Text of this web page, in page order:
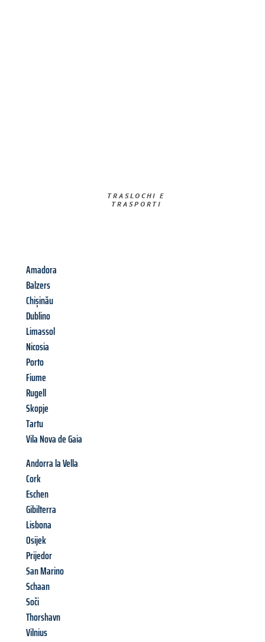
TRASLOCHI E
TRASPORTI​
Amadora
Balzers
Chișinău
Dublino
Limassol
Nicosia
Porto
Fiume
Rugell
Skopje
Tartu
Vila Nova de Gaia
Andorra la Vella
Cork
Eschen
Gibilterra
Lisbona
Osijek
Prijedor
San Marino
Schaan
Soči
Thorshavn
Vilnius